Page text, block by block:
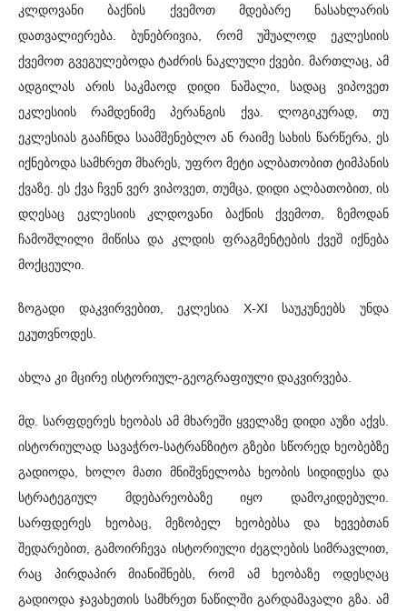
კლდოვანი ბაქნის ქვემოთ მდებარე ნასახლარის
დათვალიერება. ბუნებრივია, რომ უშუალოდ ეკლესიის
ქვემოთ გვეგულებოდა ტაძრის ნაკლული ქვები. მართლაც, ამ
ადგილას არის საკმაოდ დიდი ნაშალი, სადაც ვიპოვეთ
ეკლესიის რამდენიმე პერანგის ქვა. ლოგიკურად, თუ
ეკლესიას გააჩნდა საამშენებლო ან რაიმე სახის წარწერა, ეს
იქნებოდა სამხრეთ მხარეს, უფრო მეტი ალბათობით ტიმპანის
ქვაზე. ეს ქვა ჩვენ ვერ ვიპოვეთ, თუმცა, დიდი ალბათობით, ის
დღესაც ეკლესიის კლდოვანი ბაქნის ქვემოთ, ზემოდან
ჩამოშლილი მიწისა და კლდის ფრაგმენტების ქვეშ იქნება
მოქცეული.
ზოგადი დაკვირვებით, ეკლესია X-XI საუკუნეებს უნდა
ეკუთვნოდეს.
ახლა კი მცირე ისტორიულ-გეოგრაფიული დაკვირვება.
მდ. სარფდერეს ხეობას ამ მხარეში ყველაზე დიდი აუზი აქვს.
ისტორიულად სავაჭრო-სატრანზიტო გზები სწორედ ხეობებზე
გადიოდა, ხოლო მათი მნიშვნელობა ხეობის სიდიდესა და
სტრატეგიულ მდებარეობაზე იყო დამოკიდებული.
სარფდერეს ხეობაც, მეზობელ ხეობებსა და ხევებთან
შედარებით, გამოირჩევა ისტორიული ძეგლების სიმრავლით,
რაც პირდაპირ მიანიშნებს, რომ ამ ხეობაზე ოდესღაც
გადიოდა ჯავახეთის სამხრეთ ნაწილში გარდამავალი გზა. ამ